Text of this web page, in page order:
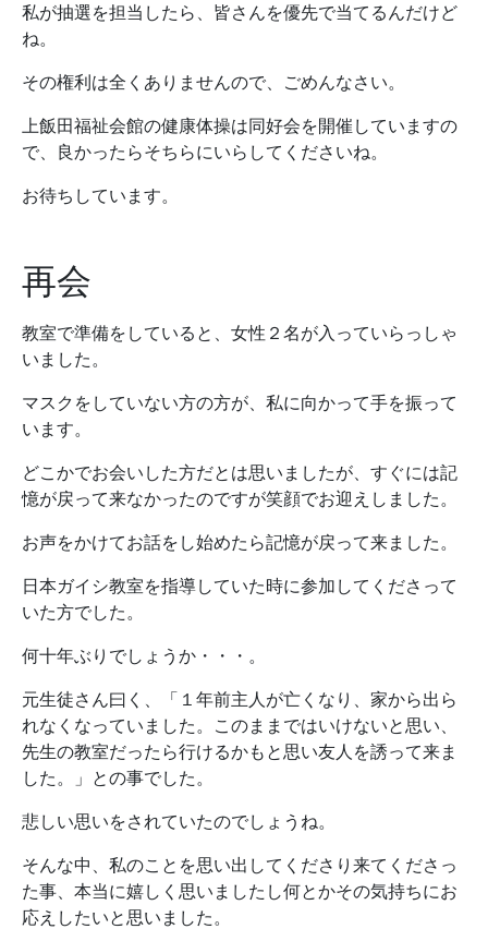
私が抽選を担当したら、皆さんを優先で当てるんだけど
ね。
その権利は全くありませんので、ごめんなさい。
上飯田福祉会館の健康体操は同好会を開催していますの
で、良かったらそちらにいらしてくださいね。
お待ちしています。
再会
教室で準備をしていると、女性２名が入っていらっしゃ
いました。
マスクをしていない方の方が、私に向かって手を振って
います。
どこかでお会いした方だとは思いましたが、すぐには記
憶が戻って来なかったのですが笑顔でお迎えしました。
お声をかけてお話をし始めたら記憶が戻って来ました。
日本ガイシ教室を指導していた時に参加してくださって
いた方でした。
何十年ぶりでしょうか・・・。
元生徒さん曰く、「１年前主人が亡くなり、家から出ら
れなくなっていました。このままではいけないと思い、
先生の教室だったら行けるかもと思い友人を誘って来ま
した。」との事でした。
悲しい思いをされていたのでしょうね。
そんな中、私のことを思い出してくださり来てくださっ
た事、本当に嬉しく思いましたし何とかその気持ちにお
応えしたいと思いました。